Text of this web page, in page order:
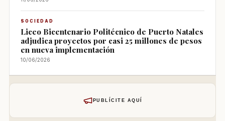
SOCIEDAD
Liceo Bicentenario Politécnico de Puerto Natales
adjudica proyectos por casi 25 millones de pesos
en nueva implementación
10/06/2026
PUBLÍCITE AQUÍ